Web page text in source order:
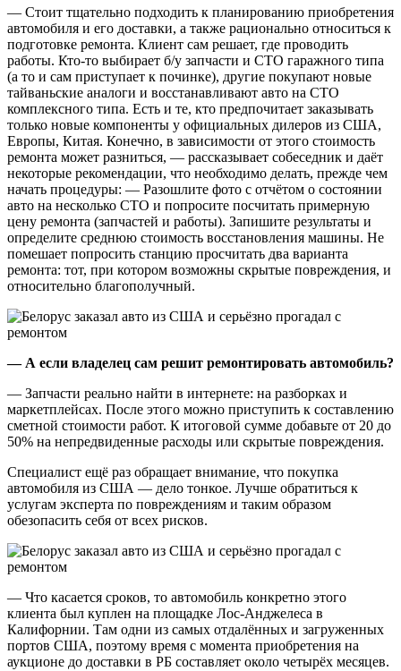
— Стоит тщательно подходить к планированию приобретения
автомобиля и его доставки, а также рационально относиться к
подготовке ремонта. Клиент сам решает, где проводить
работы. Кто-то выбирает б/у запчасти и СТО гаражного типа
(а то и сам приступает к починке), другие покупают новые
тайваньские аналоги и восстанавливают авто на СТО
комплексного типа. Есть и те, кто предпочитает заказывать
только новые компоненты у официальных дилеров из США,
Европы, Китая. Конечно, в зависимости от этого стоимость
ремонта может разниться, — рассказывает собеседник и даёт
некоторые рекомендации, что необходимо делать, прежде чем
начать процедуры: — Разошлите фото с отчётом о состоянии
авто на несколько СТО и попросите посчитать примерную
цену ремонта (запчастей и работы). Запишите результаты и
определите среднюю стоимость восстановления машины. Не
помешает попросить станцию просчитать два варианта
ремонта: тот, при котором возможны скрытые повреждения, и
относительно благополучный.
— А если владелец сам решит ремонтировать автомобиль?
— Запчасти реально найти в интернете: на разборках и
маркетплейсах. После этого можно приступить к составлению
сметной стоимости работ. К итоговой сумме добавьте от 20 до
50% на непредвиденные расходы или скрытые повреждения.
Специалист ещё раз обращает внимание, что покупка
автомобиля из США — дело тонкое. Лучше обратиться к
услугам эксперта по повреждениям и таким образом
обезопасить себя от всех рисков.
— Что касается сроков, то автомобиль конкретно этого
клиента был куплен на площадке Лос-Анджелеса в
Калифорнии. Там одни из самых отдалённых и загруженных
портов США, поэтому время с момента приобретения на
аукционе до доставки в РБ составляет около четырёх месяцев.